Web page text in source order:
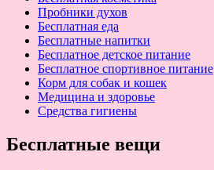
Пробники духов
Бесплатная еда
Бесплатные напитки
Бесплатное детское питание
Бесплатное спортивное питание
Корм для собак и кошек
Медицина и здоровье
Средства гигиены
Бесплатные вещи